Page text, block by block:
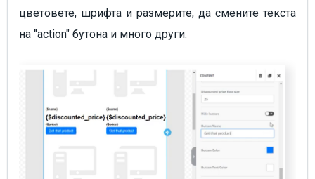
цветовете, шрифта и размерите, да смените текста
на "action" бутона и много други.